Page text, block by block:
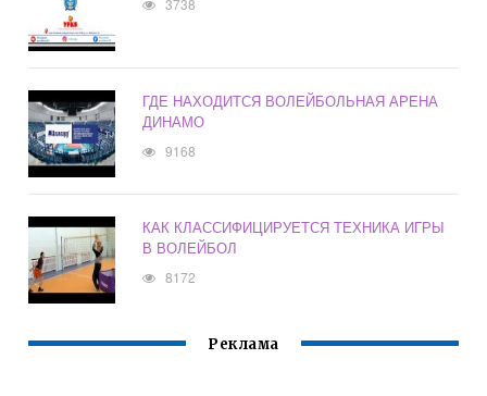
3738
ГДЕ НАХОДИТСЯ ВОЛЕЙБОЛЬНАЯ АРЕНА
ДИНАМО
9168
КАК КЛАССИФИЦИРУЕТСЯ ТЕХНИКА ИГРЫ
В ВОЛЕЙБОЛ
8172
Реклама